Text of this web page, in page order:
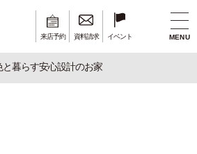
来店予約 資料請求 イベント MENU
と暮らす安心設計のお家